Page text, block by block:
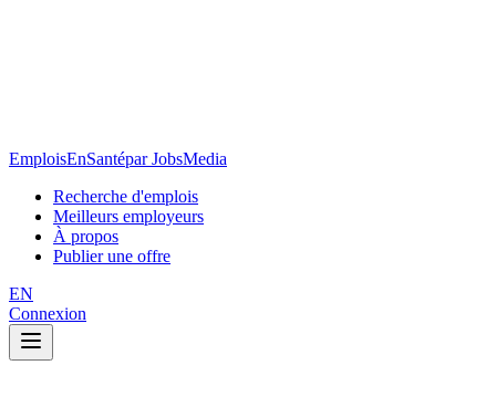
EmploisEnSantépar JobsMedia
Recherche d'emplois
Meilleurs employeurs
À propos
Publier une offre
EN
Connexion